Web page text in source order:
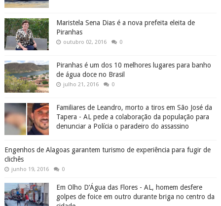
Maristela Sena Dias é a nova prefeita eleita de
Piranhas
outubro 02, 2016 0
Piranhas é um dos 10 melhores lugares para banho
de água doce no Brasil
julho 21, 2016 0
Familiares de Leandro, morto a tiros em São José da
Tapera - AL pede a colaboração da população para
denunciar a Polícia o paradeiro do assassino
Engenhos de Alagoas garantem turismo de experiência para fugir de
clichês
junho 19, 2016 0
Em Olho D’Água das Flores - AL, homem desfere
golpes de foice em outro durante briga no centro da